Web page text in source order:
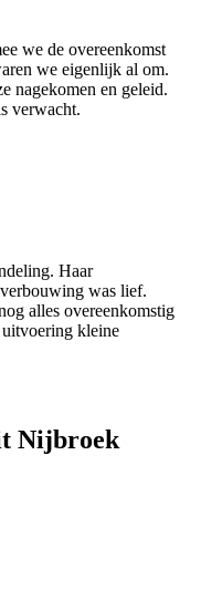
we de overeenkomst
we eigenlijk al om.
nagekomen en geleid.
verwacht.
Haar
was lief.
alles overeenkomstig
kleine
Nijbroek